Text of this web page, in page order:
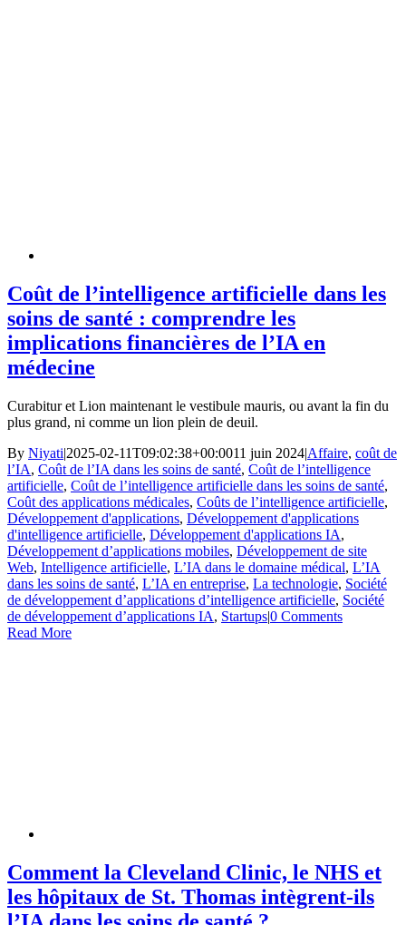
Coût de l’intelligence artificielle dans les
soins de santé : comprendre les
implications financières de l’IA en
médecine
Curabitur et Lion maintenant le vestibule mauris, ou avant la fin du
plus grand, ni comme un lion plein de deuil.
By Niyati|2025-02-11T09:02:38+00:0011 juin 2024|Affaire, coût de
l’IA, Coût de l’IA dans les soins de santé, Coût de l’intelligence
artificielle, Coût de l’intelligence artificielle dans les soins de santé,
Coût des applications médicales, Coûts de l’intelligence artificielle,
Développement d'applications, Développement d'applications
d'intelligence artificielle, Développement d'applications IA,
Développement d’applications mobiles, Développement de site
Web, Intelligence artificielle, L’IA dans le domaine médical, L’IA
dans les soins de santé, L’IA en entreprise, La technologie, Société
de développement d’applications d’intelligence artificielle, Société
de développement d’applications IA, Startups|0 Comments
Read More
Comment la Cleveland Clinic, le NHS et
les hôpitaux de St. Thomas intègrent-ils